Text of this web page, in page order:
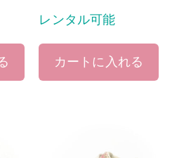
レンタル可能
カートに入れる